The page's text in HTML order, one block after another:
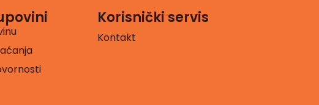
Korisnički servis
Kontakt